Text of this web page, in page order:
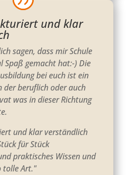
und klar
sagen, dass mir Schule
Spaß gemacht hat:-) Die
bei euch ist ein
der beruflich oder auch
was in dieser Richtung
und klar verständlich
für Stück
praktisches Wissen und
tolle Art."